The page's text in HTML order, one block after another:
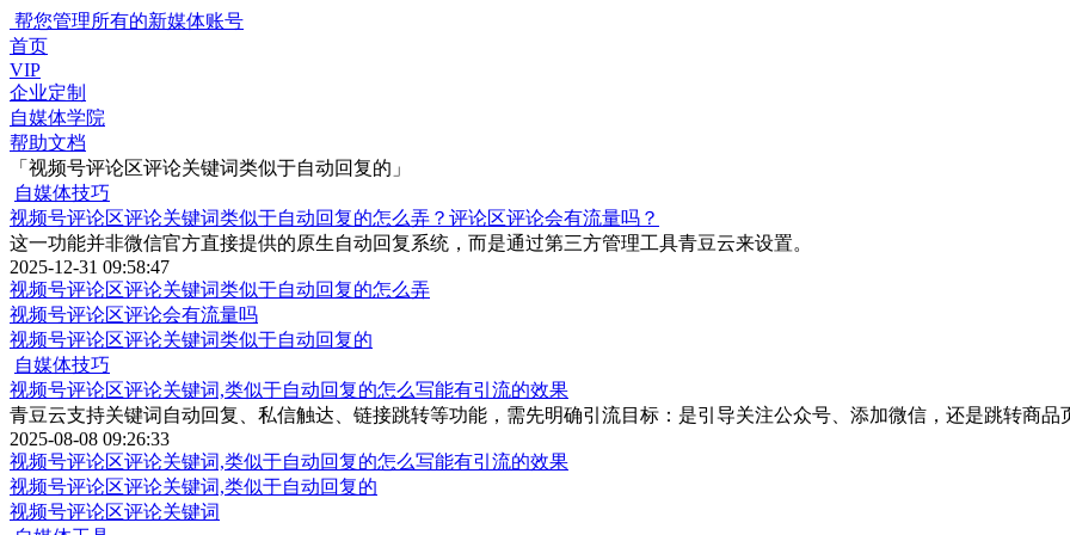
帮您管理所有的新媒体账号
首页
VIP
企业定制
自媒体学院
帮助文档
「视频号评论区评论关键词类似于自动回复的」
自媒体技巧
视频号评论区评论关键词类似于自动回复的怎么弄？评论区评论会有流量吗？
这一功能并非微信官方直接提供的原生自动回复系统，而是通过第三方管理工具青豆云来设置。
2025-12-31 09:58:47
视频号评论区评论关键词类似于自动回复的怎么弄
视频号评论区评论会有流量吗
视频号评论区评论关键词类似于自动回复的
自媒体技巧
视频号评论区评论关键词,类似于自动回复的怎么写能有引流的效果
青豆云支持关键词自动回复、私信触达、链接跳转等功能，需先明确引流目标：是引导关注公众号、添加微信，还是跳转商品
2025-08-08 09:26:33
视频号评论区评论关键词,类似于自动回复的怎么写能有引流的效果
视频号评论区评论关键词,类似于自动回复的
视频号评论区评论关键词